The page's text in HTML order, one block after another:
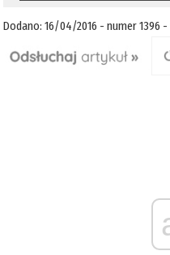
Dodano: 16/04/2016 - numer 1396 -